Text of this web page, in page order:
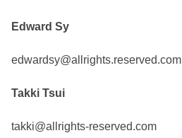
Edward Sy
edwardsy@allrights.reserved.com
Takki Tsui
takki@allrights-reserved.com